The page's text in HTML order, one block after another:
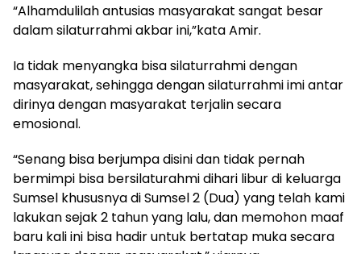
“Alhamdulilah antusias masyarakat sangat besar
dalam silaturrahmi akbar ini,”kata Amir.
Ia tidak menyangka bisa silaturrahmi dengan
masyarakat, sehingga dengan silaturrahmi imi antar
dirinya dengan masyarakat terjalin secara
emosional.
“Senang bisa berjumpa disini dan tidak pernah
bermimpi bisa bersilaturahmi dihari libur di keluarga
Sumsel khususnya di Sumsel 2 (Dua) yang telah kami
lakukan sejak 2 tahun yang lalu, dan memohon maaf
baru kali ini bisa hadir untuk bertatap muka secara